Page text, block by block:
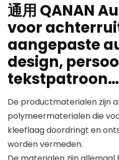
通用 QANAN
voor
aangepaste
design,
tekstpatroon…
De productmaterialen zijn
polymeermaterialen die
kleeflaag doordringt en
worden vermeden.